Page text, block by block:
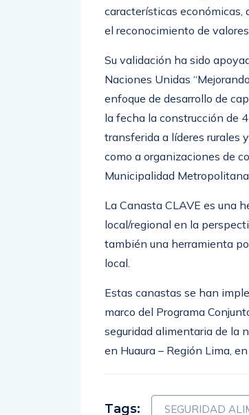
características económicas,
el reconocimiento de
Su validación ha sido
Naciones Unidas
enfoque de desarrollo de
la fecha la construcción de
transferida a líderes rurales
como a organizaciones de
Municipalidad
La Canasta CLAVE es una
local/regional en la
también una herramienta
local.
Estas canastas se han
marco del Programa
seguridad alimentaria de la
en Huaura – Región Lima,
Tags: SEGURIDAD